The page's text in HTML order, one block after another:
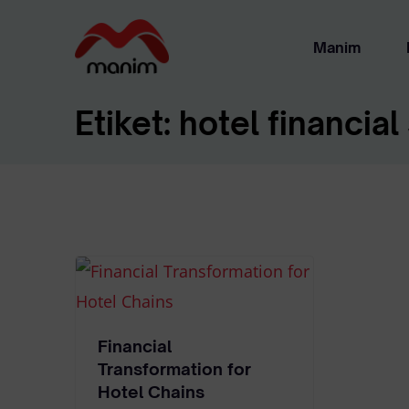
Manim
Etiket: hotel
Financial
Transformation for
Hotel Chains